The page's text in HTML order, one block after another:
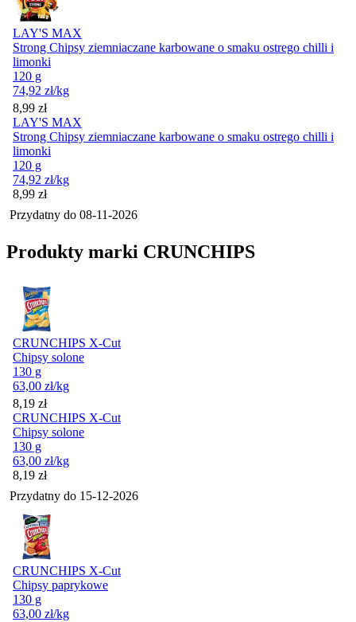
LAY'S MAX
Strong Chipsy ziemniaczane karbowane o smaku ostrego chilli i
limonki
120 g
74,92 zł/kg
Cena
8,99 zł
LAY'S MAX
Strong Chipsy ziemniaczane karbowane o smaku ostrego chilli i
limonki
120 g
74,92 zł/kg
Cena
8,99 zł
Przydatny do 08-11-2026
Produkty marki CRUNCHIPS
CRUNCHIPS X-Cut
Chipsy solone
130 g
63,00 zł/kg
Cena
8,19 zł
CRUNCHIPS X-Cut
Chipsy solone
130 g
63,00 zł/kg
Cena
8,19 zł
Przydatny do 15-12-2026
CRUNCHIPS X-Cut
Chipsy paprykowe
130 g
63,00 zł/kg